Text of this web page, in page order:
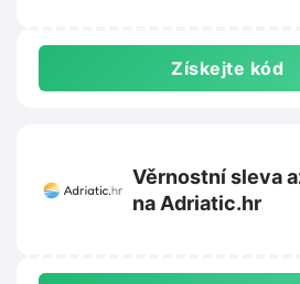
Získejte kód
Věrnostní sleva
na Adriatic.hr